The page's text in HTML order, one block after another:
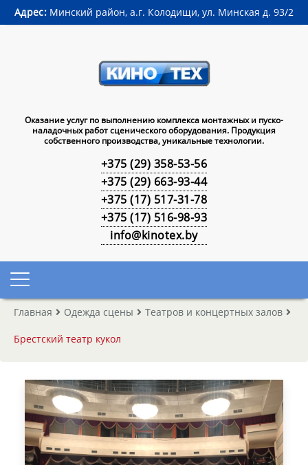
Адрес:Минский район, а.г. Колодищи, ул. Минская д. 93/2
Оказание услуг по выполнению комплекса монтажных и пуско-
наладочных работ сценического оборудования. Продукция
собственного производства, уникальные технологии.
+375 (29) 358-53-56
+375 (29) 663-93-44
+375 (17) 517-31-78
+375 (17) 516-98-93
info@kinotex.by
Главная Одежда сцены Театров и концертных залов
Брестский театр кукол